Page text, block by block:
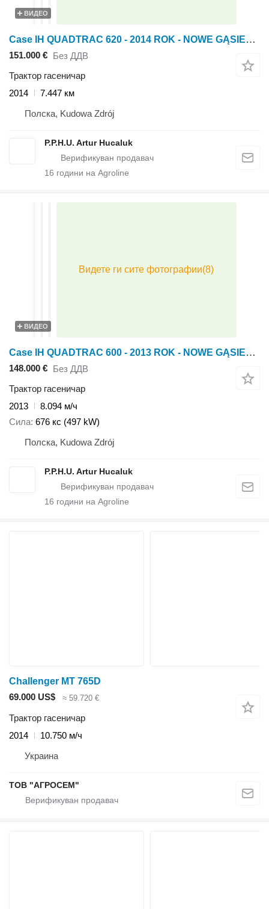
ВИДЕО
Case IH QUADTRAC 620 - 2014 ROK - NOWE GĄSIENICE - GPS - AUTOPILOT
151.000 € Без ДДВ
Трактор гасеничар
2014
7.447 км
Полска, Kudowa Zdrój
P.P.H.U. Artur Hucaluk
16 години на Agroline
ВИДЕО
Case IH QUADTRAC 600 - 2013 ROK - NOWE GĄSIENICE - AUTOPILOT
148.000 €
Без ДДВ
Трактор гасеничар
2013
8.094 м/ч
Сила 676 кс (497 kW)
Полска, Kudowa Zdrój
P.P.H.U. Artur Hucaluk
16 години на Agroline
Challenger MT 765D
69.000 US$
≈ 59.720 €
Трактор гасеничар
2014
10.750 м/ч
Украина
ТОВ "АГРОСЕМ"